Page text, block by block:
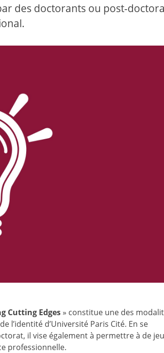
des doctorants ou post-
Cutting Edges » constitue une des
d’Université Paris Cité. En se
il vise également à permettre à de
professionnelle.